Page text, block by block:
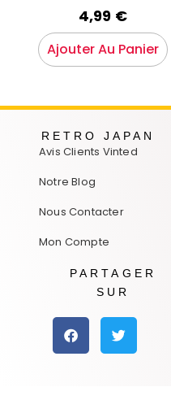
4,99 €
Ajouter Au Panier
RETRO JAPAN
Avis Clients Vinted
Notre Blog
Nous Contacter
Mon Compte
PARTAGER
SUR